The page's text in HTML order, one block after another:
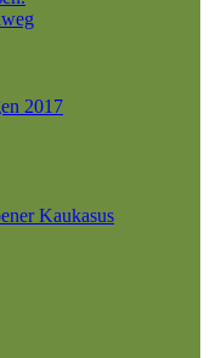
2017
Kaukasus